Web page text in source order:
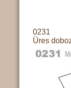
0231
Üres